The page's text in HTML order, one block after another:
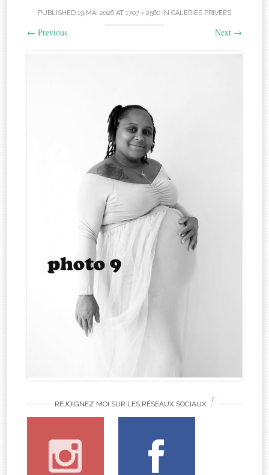
PUBLISHED 19 MAI 2026 AT 1707 × 2560 IN GALERIES PRIVÉES
← Previous Next →
REJOIGNEZ MOI SUR LES RÉSEAUX SOCIAUX !